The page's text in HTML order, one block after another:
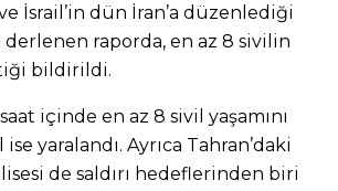
İsrail’in dün İran’a düzenlediği
derlenen raporda, en az 8 sivilin
bildirildi.
içinde en az 8 sivil yaşamını
yaralandı. Ayrıca Tahran’daki
de saldırı hedeflerinden biri